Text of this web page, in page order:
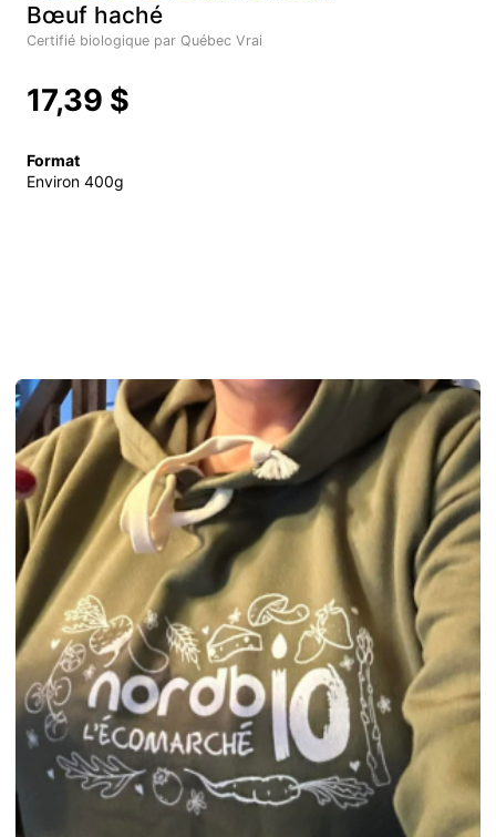
Bœuf haché
Certifié biologique par Québec Vrai
17,39 $
Format
Environ 400g